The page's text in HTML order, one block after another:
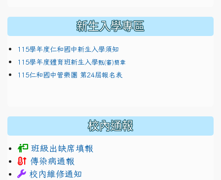
新生入學專區
115學年度仁和國中新生入學須知
115學年度體育班新生入學甄(審)簡章
115仁和國中管樂團 第24屆報名表
校內通報
班級出缺席填報
傳染病通報
校內維修通知